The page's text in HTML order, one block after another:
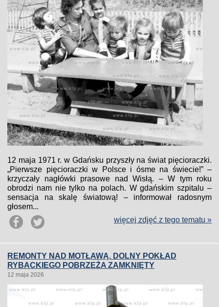
12 maja 1971 r. w Gdańsku przyszły na świat pięcioraczki.
„Pierwsze pięcioraczki w Polsce i ósme na świecie!” –
krzyczały nagłówki prasowe nad Wisłą. – W tym roku
obrodzi nam nie tylko na polach. W gdańskim szpitalu –
sensacja na skalę światową! – informował radosnym
głosem...
więcej zdjęć z tego tematu »
REMONTY NAD MOTŁAWĄ. DOLNY POKŁAD
RYBACKIEGO POBRZEŻA ZAMKNIĘTY
12 maja 2026